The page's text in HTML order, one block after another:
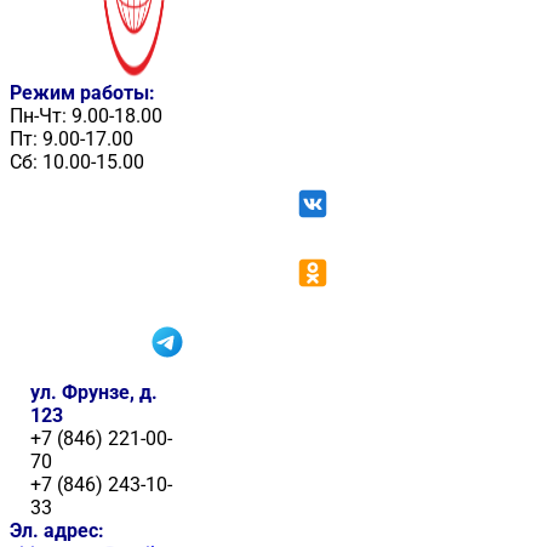
Режим работы:
Пн-Чт: 9.00-18.00
Пт: 9.00-17.00
Сб: 10.00-15.00
ул. Фрунзе, д.
123
+7 (846) 221-00-
70
+7 (846) 243-10-
33
Эл. адрес: